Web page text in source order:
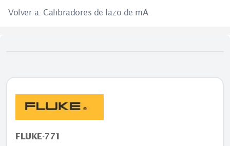
Volver a: Calibradores de lazo de mA
FLUKE-771